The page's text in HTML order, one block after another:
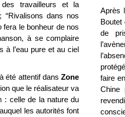
des travailleurs et la
“Rivalisons dans nos
fera le bonheur de nos
à se complaire
à l’eau pure et au ciel
été attentif dansZone
que le réalisateur va
: celle de la nature du
les autorités font
Après
de
faire
Chine